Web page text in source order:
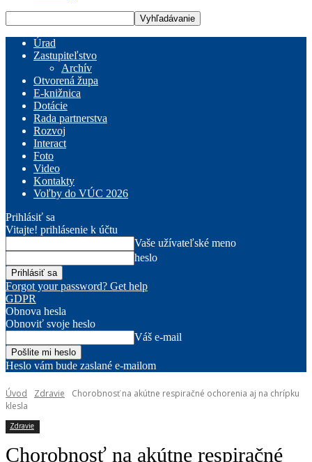
Úrad
Zastupiteľstvo
Archív
Otvorená župa
E-knižnica
Dotácie
Rada partnerstva
Rozvoj
Interact
Foto
Video
Kontakty
Voľby do VÚC 2026
Prihlásiť sa
Vitajte! prihlásenie k účtu
Vaše užívateľské meno
heslo
Forgot your password? Get help
GDPR
Obnova hesla
Obnoviť svoje heslo
Váš e-mail
Heslo vám bude zaslané e-mailom
Úvod Zdravie
Chorobnosť na akútne respiračné ochorenia aj na chrípku
klesla
Zdravie
Chorobnosť na akútne respiračné